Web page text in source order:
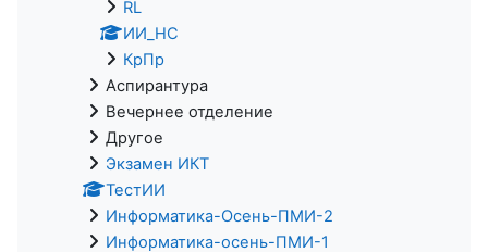
RL
ИИ_НС
КрПр
Аспирантура
Вечернее отделение
Другое
Экзамен ИКТ
ТестИИ
Информатика-Осень-ПМИ-2
Информатика-осень-ПМИ-1